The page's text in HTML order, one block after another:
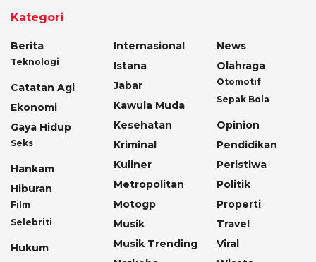
Kategori
Berita
Teknologi
Catatan Agi
Ekonomi
Gaya Hidup
Seks
Hankam
Hiburan
Film
Selebriti
Hukum
Internasional
Istana
Jabar
Kawula Muda
Kesehatan
Kriminal
Kuliner
Metropolitan
Motogp
Musik
Musik Trending
News
Olahraga
Otomotif
Sepak Bola
Opinion
Pendidikan
Peristiwa
Politik
Properti
Travel
Viral